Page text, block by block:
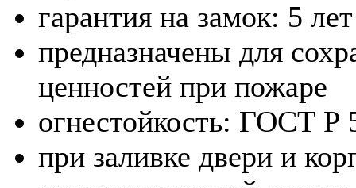
гарантия на замок: 5 лет
предназначены для
ценностей при пожаре
огнестойкость: ГОСТ
при заливке двери и